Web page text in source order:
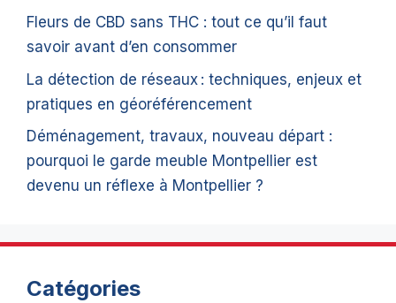
Fleurs de CBD sans THC : tout ce qu’il faut
savoir avant d’en consommer
La détection de réseaux : techniques, enjeux et
pratiques en géoréférencement
Déménagement, travaux, nouveau départ :
pourquoi le garde meuble Montpellier est
devenu un réflexe à Montpellier ?
Catégories